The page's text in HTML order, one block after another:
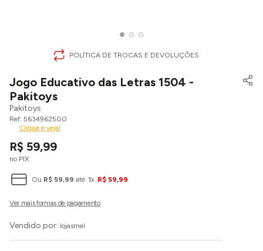
POLÍTICA DE TROCAS E DEVOLUÇÕES
Jogo Educativo das Letras 1504 -
Pakitoys
Pakitoys
5634962500
Clique e veja!
R$ 59,99
no PIX
Ou R$ 59,99 até 1x R$ 59,99
Vendido por: lojasmel